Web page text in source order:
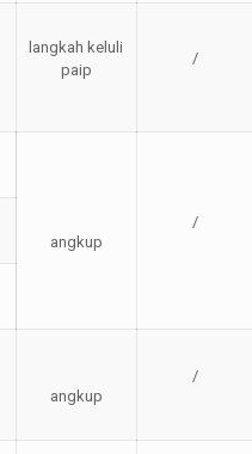
langkah keluli
paip
/
angkup
/
angkup
/